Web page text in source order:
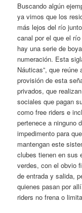
Buscando algún
ya vimos que los
más lejos del río
canal por el que el
hay una serie de
numeración. Esta
Náuticas”, que
provisión de esta
privados, que
sociales que pagan
como free riders e
pertenece a ninguno
impedimento para
mantengan este
clubes tienen en sus
verdes, con el obvio
de entrada y salida,
quienes pasan por
riders no frena o